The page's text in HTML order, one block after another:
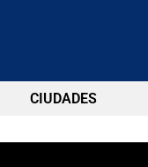
CIUDADES